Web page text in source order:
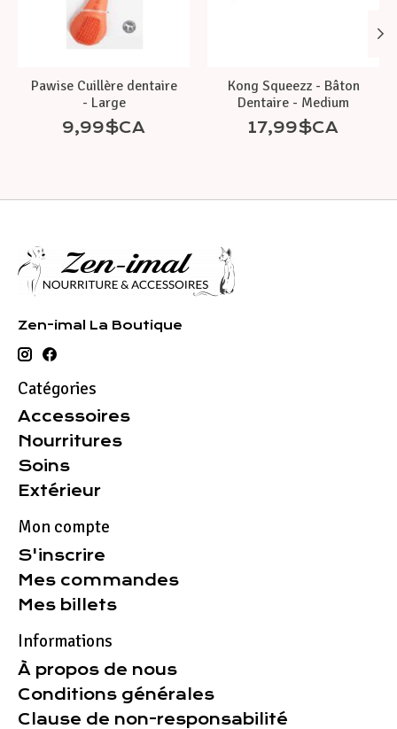
Pawise Cuillère dentaire
- Large
9,99$CA
Kong Squeezz - Bâton
Dentaire - Medium
17,99$CA
Zen-imal La Boutique
Catégories
Accessoires
Nourritures
Soins
Extérieur
Mon compte
S'inscrire
Mes commandes
Mes billets
Informations
À propos de nous
Conditions générales
Clause de non-responsabilité